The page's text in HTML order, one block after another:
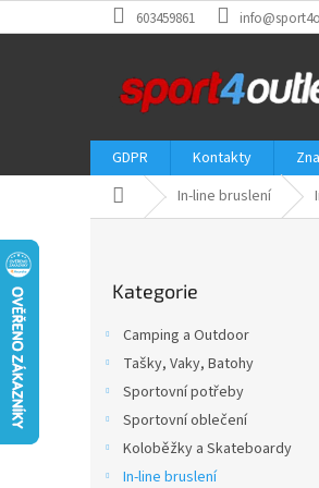
na
603459861
GDPR Kontakty
Domů In-line bruslení
kategorie
Kategorie
Camping a Outdoor
Tašky, Vaky, Batohy
Sportovní potřeby
Sportovní oblečení
Koloběžky a Skateboardy
In-line bruslení